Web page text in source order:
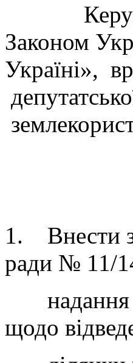
Законом
Україні»,
1. Внести
ради № 11/
надання
щодо